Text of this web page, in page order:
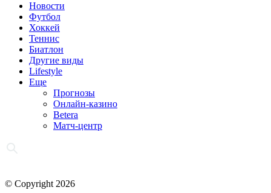
Новости
Футбол
Хоккей
Теннис
Биатлон
Другие виды
Lifestyle
Еще
Прогнозы
Онлайн-казино
Betera
Матч-центр
© Copyright 2026